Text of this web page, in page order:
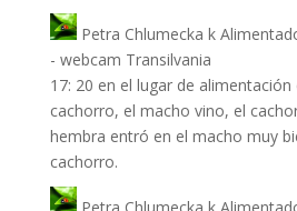
Petra Chlumecka k
- webcam Transilvania
17: 20 en el lugar de
cachorro, el macho vino, el
hembra entró en el macho muy
cachorro.
Petra Chlumecka k